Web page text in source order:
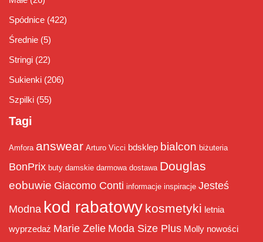
Spódnice (422)
Średnie (5)
Stringi (22)
Sukienki (206)
Szpilki (55)
Tagi
Amfora answear Arturo Vicci bdsklep bialcon biżuteria
BonPrix buty damskie darmowa dostawa Douglas
eobuwie Giacomo Conti informacje inspiracje Jesteś
Modna kod rabatowy kosmetyki letnia
wyprzedaż Marie Zelie Moda Size Plus Molly nowości